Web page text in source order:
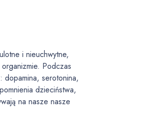
i nieuchwytne,
Podczas
dopamina, serotonina,
dzieciństwa,
na nasze nasze